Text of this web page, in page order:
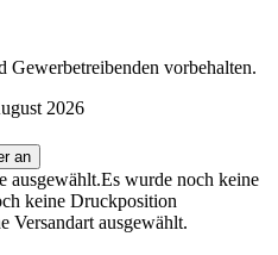
vorbehalten.
2026
an
ausgewählt.Es wurde noch keine
keine Druckposition
Versandart ausgewählt.